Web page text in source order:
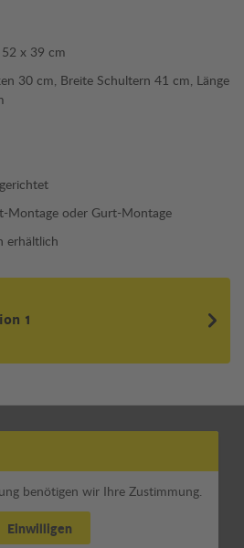
x 39 cm
30 cm, Breite Schultern 41 cm, Länge
Montage oder Gurt-Montage
erhältlich
1
benötigen wir Ihre Zustimmung.
Einwilligen